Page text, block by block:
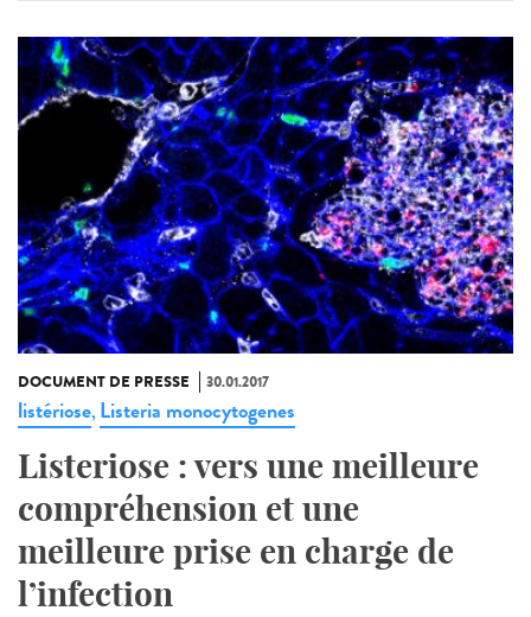
DOCUMENT DE PRESSE 30.01.2017
listériose, Listeria monocytogenes
Listeriose : vers une meilleure
compréhension et une
meilleure prise en charge de
l’infection